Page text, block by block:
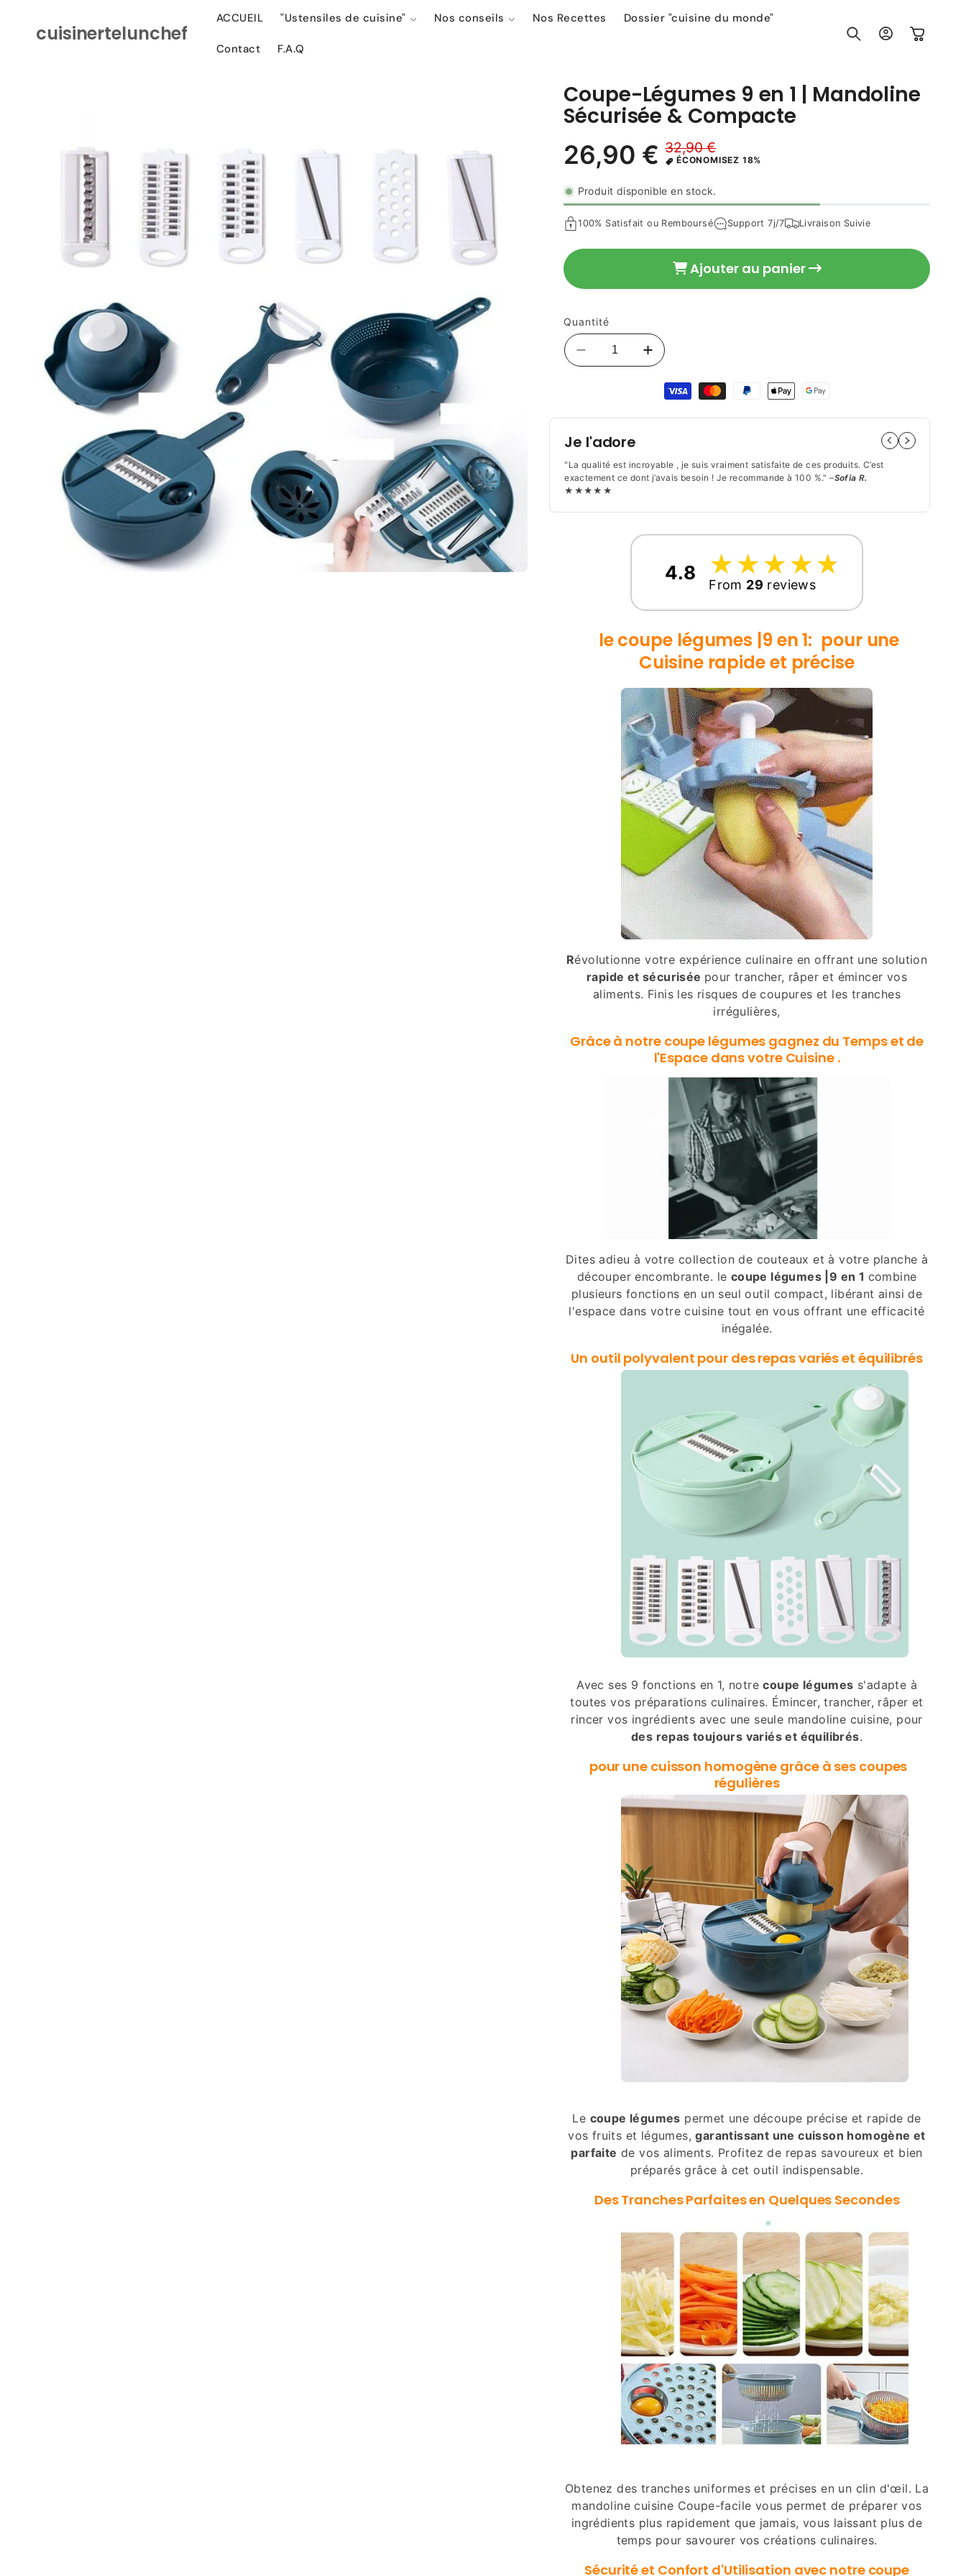
contenu
cuisinertelunchef
ACCUEIL "Ustensiles de cuisine" Nos conseils Nos Recettes Dossier "cuisine du monde"
Contact F.A.Q
ConnexionPanier
Coupe-Légumes 9 en 1 | Mandoline
Sécurisée & Compacte
Prix
promotionnel
26,90 €
Produit disponible en stock.
100% Satisfait ou Remboursé Support 7j/7 Livraison Suivie
Ajouter au panier
Quantité
Réduire
la
Coupe-
9
en
1
|
Augmenter
la
quantité
Coupe-
en
1
&amp;
paiement
Je l'adore
"La qualité est incroyable , je suis vraiment satisfaite de ces produits. C’est
exactement ce dont j’avais besoin ! Je recommande à 100 %." –Sofia R.
★★★★★
4.8 ☆
★☆
★☆
★☆
★☆
★
From 29 reviews
le coupe légumes |9 en 1: pour une
Cuisine rapide et précise
Révolutionne votre expérience culinaire en offrant une solution
rapide et sécurisée pour trancher, râper et émincer vos
aliments. Finis les risques de coupures et les tranches
irrégulières,
Grâce à notre coupe légumes gagnez du Temps et de
l'Espace dans votre Cuisine .
Dites adieu à votre collection de couteaux et à votre planche à
découper encombrante. le coupe légumes |9 en 1 combine
plusieurs fonctions en un seul outil compact, libérant ainsi de
l'espace dans votre cuisine tout en vous offrant une efficacité
inégalée.
Un outil polyvalent pour des repas variés et équilibrés
Avec ses 9 fonctions en 1, notrecoupe légumes s'adapte à
toutes vos préparations culinaires. Émincer, trancher, râper et
rincer vos ingrédients avec une seule mandoline cuisine, pour
des repas toujours variés et équilibrés.
pour une cuisson homogène grâce à ses coupes
régulières
Le coupe légumes permet une découpe précise et rapide de
vos fruits et légumes,garantissant une cuisson homogène et
parfaite de vos aliments. Profitez de repas savoureux et bien
préparés grâce à cet outil indispensable.
Des Tranches Parfaites en Quelques Secondes
Obtenez des tranches uniformes et précises en un clin d'œil. La
mandoline cuisine Coupe-facile vous permet de préparer vos
ingrédients plus rapidement que jamais, vous laissant plus de
temps pour savourer vos créations culinaires.
Sécurité et Confort d'Utilisation avec notre coupe